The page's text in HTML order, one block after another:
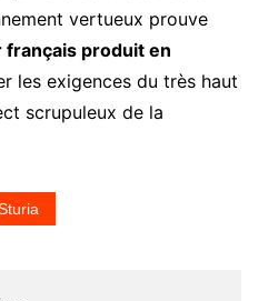
vertueux prouve
français produit en
les exigences du très haut
scrupuleux de la